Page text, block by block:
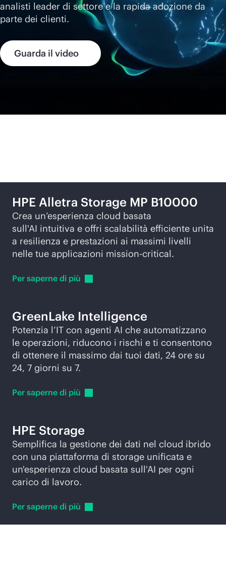
analisti leader di settore e la rapida adozione da
parte dei clienti.
Guarda il video
HPE Alletra Storage MP B10000
Crea un’esperienza cloud basata
sull'AI intuitiva e offri scalabilità efficiente unita
a resilienza e prestazioni ai massimi livelli
nelle tue applicazioni mission-critical.
Per saperne di più
GreenLake Intelligence
Potenzia l’IT con agenti AI che automatizzano
le operazioni, riducono i rischi e ti consentono
di ottenere il massimo dai tuoi dati, 24 ore su
24, 7 giorni su 7.
Per saperne di più
HPE Storage
Semplifica la gestione dei dati nel cloud ibrido
con una piattaforma di storage unificata e
un'esperienza cloud basata sull'AI per ogni
carico di lavoro.
Per saperne di più